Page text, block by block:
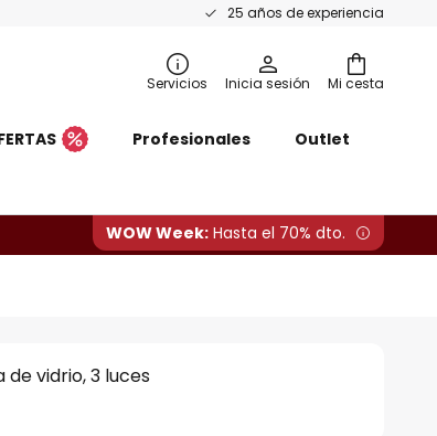
25 años de experiencia
Mi cesta
Servicios Inicia sesión
Profesionales Outlet
WOW Week: Hasta el 70% dto.
vidrio, 3 luces